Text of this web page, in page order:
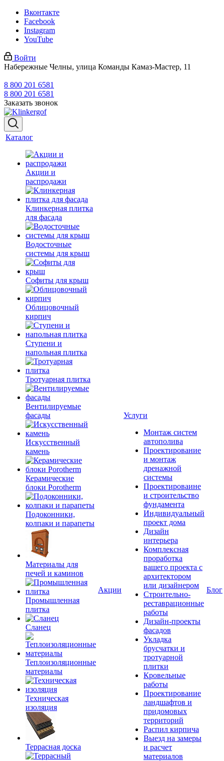
Вконтакте
Facebook
Instagram
YouTube
Войти
Набережные Челны, улица Команды Камаз-Мастер, 11
8 800 201 6581
8 800 201 6581
Заказать звонок
Каталог
Акции и
распродажи
Клинкерная плитка
для фасада
Водосточные
системы для крыш
Софиты для крыш
Облицовочный
кирпич
Ступени и
напольная плитка
Тротуарная плитка
Вентилируемые
фасады
Искусственный
камень
Керамические
блоки Porotherm
Подоконники,
колпаки и парапеты
Материалы для
печей и каминов
Промышленная
плитка
Сланец
Теплоизоляционные
материалы
Техническая
изоляция
Террасная доска
Акции
Услуги
Монтаж систем
автополива
Проектирование
и монтаж
дренажной
системы
Проектироваине
и строительство
фундамента
Индивидуальный
проект дома
Дизайн
интерьера
Комплексная
проработка
вашего проекта с
архитектором
или дизайнером
Строительно-
реставрационные
работы
Дизайн-проекты
фасадов
Укладка
брусчатки и
тротуарной
плитки
Кровельные
работы
Проектирование
ландшафтов и
придомовых
территорий
Распил кирпича
Выезд на замеры
и расчет
материалов
Блог